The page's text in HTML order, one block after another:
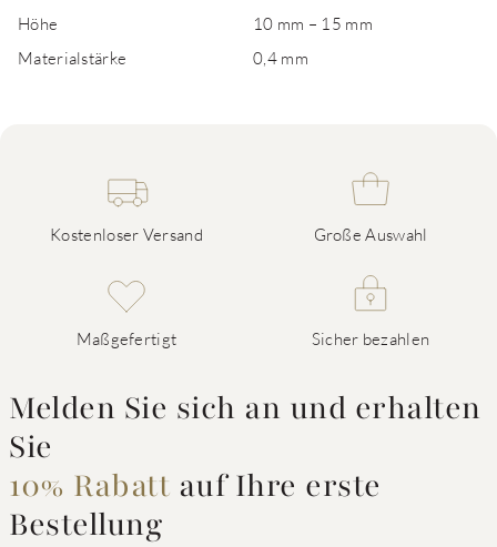
Höhe
10 mm – 15 mm
Materialstärke
0,4 mm
Kostenloser Versand Große Auswahl
Maßgefertigt Sicher bezahlen
Melden Sie sich an und erhalten
Sie
10% Rabatt auf Ihre erste
Bestellung